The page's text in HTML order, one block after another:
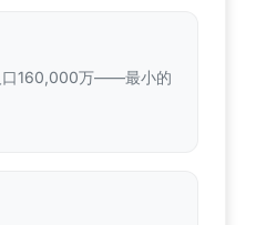
口160,000万——最小的